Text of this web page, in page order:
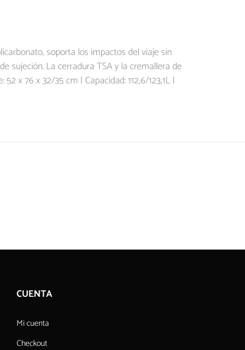
soporta los impactos del viaje sin
sujeción. La cerradura TSA y la cremallera de
x 76 x 32/35 cm | Capacidad: 112,6/123,1L |
CUENTA
Mi cuenta
Checkout